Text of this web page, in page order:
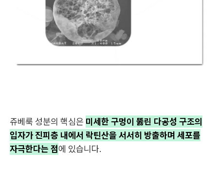
쥬베룩 성분의 핵심은 미세한 구멍이 뚫린 다공성 구조의
입자가 진피층 내에서 락틴산을 서서히 방출하며 세포를
자극한다는 점에 있습니다.